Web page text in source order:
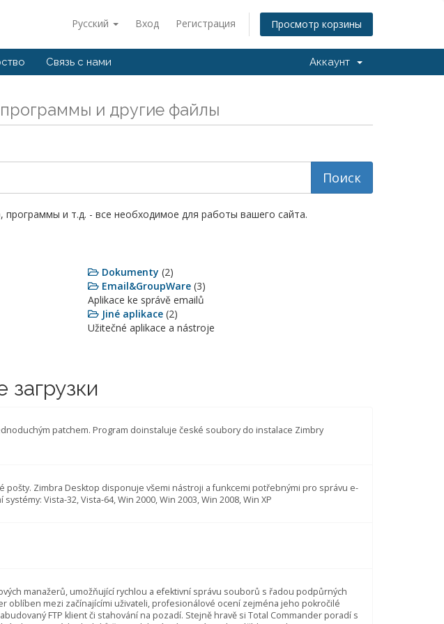
Русский Вход Регистрация Просмотр корзины
Связь с нами Аккаунт
и другие файлы
и т.д. - все необходимое для работы вашего сайта.
Dokumenty (2)
Email&GroupWare (3)
Aplikace ke správě emailů
Jiné aplikace (2)
Užitečné aplikace a nástroje
patchem. Program doinstaluje české soubory do instalace Zimbry
Zimbra Desktop disponuje všemi nástroji a funkcemi potřebnými pro správu e-
Vista-32, Vista-64, Win 2000, Win 2003, Win 2008, Win XP
manažerů, umožňující rychlou a efektivní správu souborů s řadou podpůrných
oblíben mezi začínajícími uživateli, profesionálové ocení zejména jeho pokročilé
FTP klient či stahování na pozadí. Stejně hravě si Total Commander poradí s